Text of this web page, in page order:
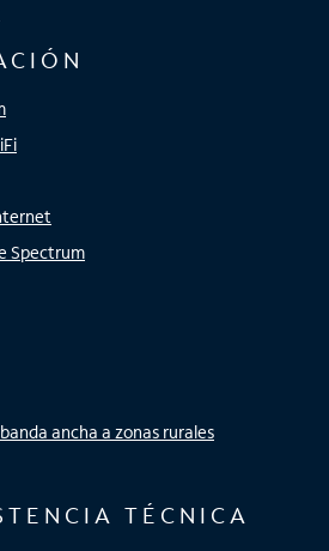
Spectrum
ancha a zonas rurales
TÉCNICA